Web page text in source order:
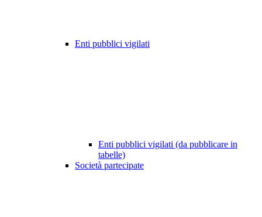
Enti pubblici vigilati
Enti pubblici vigilati (da pubblicare in
tabelle)
Società partecipate